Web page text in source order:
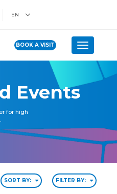
EN
BOOK A VISIT Toggle
Events
for high
SORT BY: FILTER BY: